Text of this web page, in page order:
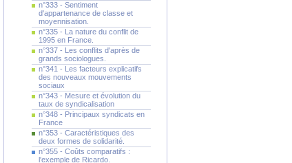
n°333 - Sentiment
d'appartenance de classe et
moyennisation.
n°335 - La nature du conflit de
1995 en France.
n°337 - Les conflits d'après de
grands sociologues.
n°341 - Les facteurs explicatifs
des nouveaux mouvements
sociaux
n°343 - Mesure et évolution du
taux de syndicalisation
n°348 - Principaux syndicats en
France
n°353 - Caractéristiques des
deux formes de solidarité.
n°355 - Coûts comparatifs :
l'exemple de Ricardo.